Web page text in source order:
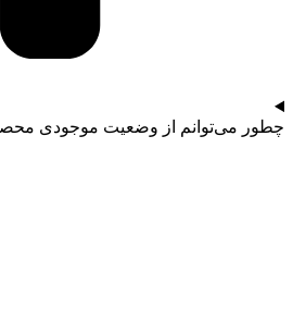
چطور می‌توانم از وضعیت موجودی